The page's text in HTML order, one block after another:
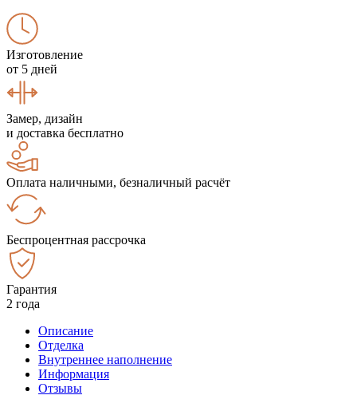
Изготовление
от 5 дней
Замер, дизайн
и доставка бесплатно
Оплата наличными, безналичный расчёт
Беспроцентная рассрочка
Гарантия
2 года
Описание
Отделка
Внутреннее наполнение
Информация
Отзывы